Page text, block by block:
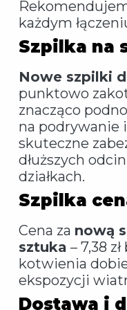
każdym
Szpilka na
Nowe szpilki
punktowo
znacząco
na podrywanie
skuteczne
dłuższych
działkach.
Szpilka
Cena za nową
sztuka – 7,38
kotwienia
ekspozycji
Dostawa i